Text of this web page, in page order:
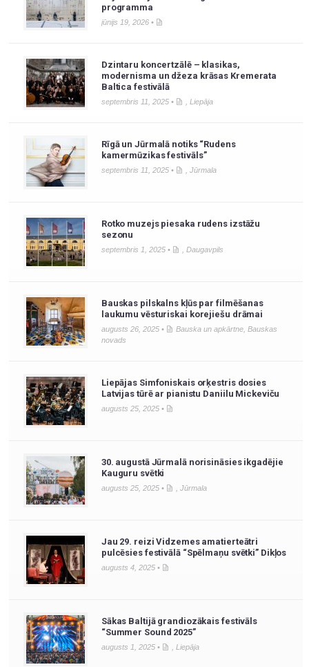
programma
jūnijs 19, 2026 •
Dzintaru koncertzālē – klasikas,
modernisma un džeza krāsas Kremerata
Baltica festivālā
septembris 11, 2025 • Liepāja
Rīgā un Jūrmalā notiks “Rudens
kamermūzikas festivāls”
septembris 11, 2025 • Jūrmala
Rotko muzejs piesaka rudens izstāžu
sezonu
septembris 1, 2025 • Daugavpils
Bauskas pilskalns kļūs par filmēšanas
laukumu vēsturiskai korejiešu drāmai
augusts 26, 2025 • Bauska un apkārtne, Bauskas
novads
Liepājas Simfoniskais orķestris dosies
Latvijas tūrē ar pianistu Daniilu Mickeviču
augusts 25, 2025 •
30. augustā Jūrmalā norisināsies ikgadējie
Kauguru svētki
augusts 25, 2025 • Jūrmala
Jau 29. reizi Vidzemes amatierteātri
pulcēsies festivālā “Spēlmaņu svētki” Dikļos
augusts 4, 2025 •
Sākas Baltijā grandiozākais festivāls
“Summer Sound 2025”
augusts 1, 2025 • Liepāja